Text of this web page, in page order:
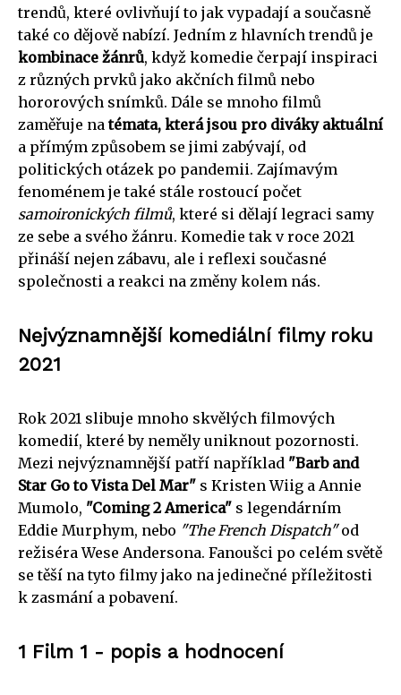
trendů, které ovlivňují to jak vypadají a současně
také co dějově nabízí. Jedním z hlavních trendů je
kombinace žánrů, když komedie čerpají inspiraci
z různých prvků jako akčních filmů nebo
hororových snímků. Dále se mnoho filmů
zaměřuje natémata, která jsou pro diváky aktuální
a přímým způsobem se jimi zabývají, od
politických otázek po pandemii. Zajímavým
fenoménem je také stále rostoucí počet
samoironických filmů, které si dělají legraci samy
ze sebe a svého žánru. Komedie tak v roce 2021
přináší nejen zábavu, ale i reflexi současné
společnosti a reakci na změny kolem nás.
Nejvýznamnější komediální filmy roku
2021
Rok 2021 slibuje mnoho skvělých filmových
komedií, které by neměly uniknout pozornosti.
Mezi nejvýznamnější patří například "Barb and
Star Go to Vista Del Mar" s Kristen Wiig a Annie
Mumolo, "Coming 2 America" s legendárním
Eddie Murphym, nebo "The French Dispatch"od
režiséra Wese Andersona. Fanoušci po celém světě
se těší na tyto filmy jako na jedinečné příležitosti
k zasmání a pobavení.
1 Film 1 - popis a hodnocení